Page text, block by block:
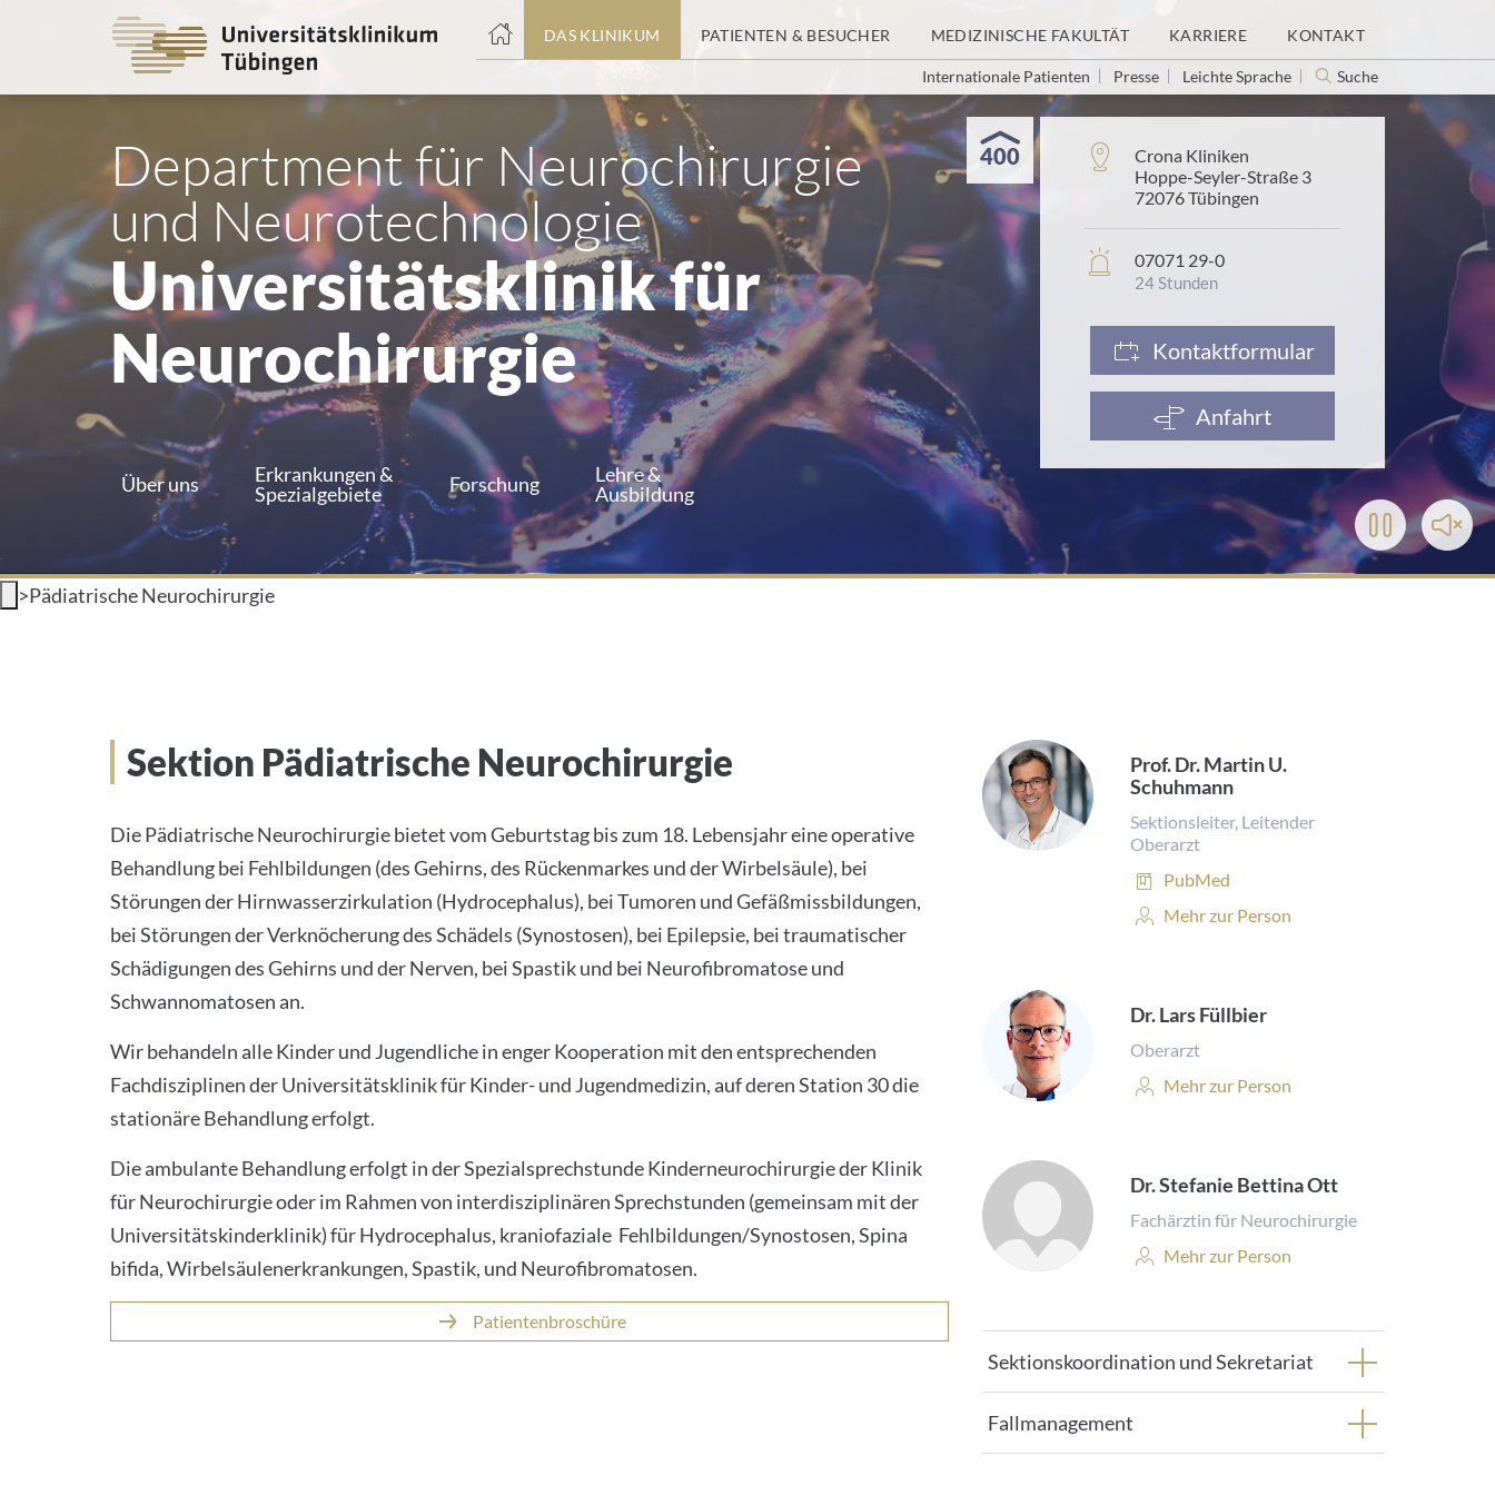
DAS KLINIKUM PATIENTEN & BESUCHER MEDIZINISCHE FAKULTÄT KARRIERE KONTAKT
Internationale Patienten Presse Leichte Sprache Suche
Play/Pause
Video
Department für Neurochirurgie
und Neurotechnologie
Universitätsklinik für
Neurochirurgie
Über uns
Erkrankungen &
Spezialgebiete
Forschung
Lehre &
Ausbildung
400 Adresse:
Crona Kliniken
Hoppe-Seyler-Straße 3
72076 Tübingen
In
Notfällen:
07071 29-0
24 Stunden
Kontaktformular
Anfahrt
>Pädiatrische Neurochirurgie
Pädiatrische Neurochirurgie
Sektion Pädiatrische Neurochirurgie
Die Pädiatrische Neurochirurgie bietet vom Geburtstag bis zum 18. Lebensjahr eine operative
Behandlung bei Fehlbildungen (des Gehirns, des Rückenmarkes und der Wirbelsäule), bei
Störungen der Hirnwasserzirkulation (Hydrocephalus), bei Tumoren und Gefäßmissbildungen,
bei Störungen der Verknöcherung des Schädels (Synostosen), bei Epilepsie, bei traumatischer
Schädigungen des Gehirns und der Nerven, bei Spastik und bei Neurofibromatose und
Schwannomatosen an.
Wir behandeln alle Kinder und Jugendliche in enger Kooperation mit den entsprechenden
Fachdisziplinen der Universitätsklinik für Kinder- und Jugendmedizin, auf deren Station 30 die
stationäre Behandlung erfolgt.
Die ambulante Behandlung erfolgt in der Spezialsprechstunde Kinderneurochirurgie der Klinik
für Neurochirurgie oder im Rahmen von interdisziplinären Sprechstunden (gemeinsam mit der
Universitätskinderklinik) für Hydrocephalus, kraniofaziale Fehlbildungen/Synostosen, Spina
bifida, Wirbelsäulenerkrankungen, Spastik, und Neurofibromatosen.
Patientenbroschüre
Prof. Dr. Martin U.
Schuhmann
Sektionsleiter, Leitender
Oberarzt
Publikationen:
PubMed
Personenprofil:
Mehr zur Person
Dr. Lars Füllbier
Oberarzt
Personenprofil:
Mehr zur Person
Dr. Stefanie Bettina Ott
Fachärztin für Neurochirurgie
Personenprofil:
Mehr zur Person
Sektionskoordination und Sekretariat
Fallmanagement